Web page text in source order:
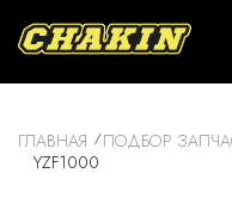
ГЛАВНАЯ ПОДБОР
YZF1000